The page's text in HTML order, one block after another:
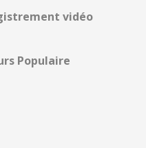
vidéo
Populaire